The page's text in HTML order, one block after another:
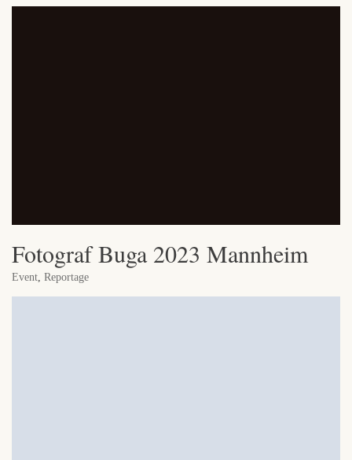
Fotograf Buga 2023 Mannheim
Event, Reportage